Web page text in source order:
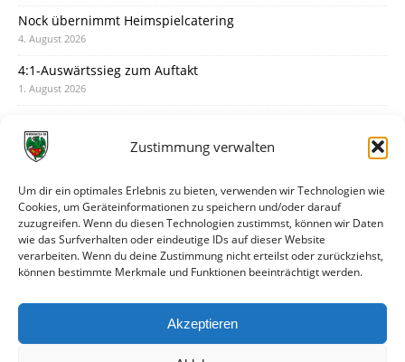
Zustimmung verwalten
Um dir ein optimales Erlebnis zu bieten, verwenden wir Technologien wie
Cookies, um Geräteinformationen zu speichern und/oder darauf
zuzugreifen. Wenn du diesen Technologien zustimmst, können wir Daten
wie das Surfverhalten oder eindeutige IDs auf dieser Website
verarbeiten. Wenn du deine Zustimmung nicht erteilst oder zurückziehst,
können bestimmte Merkmale und Funktionen beeinträchtigt werden.
Akzeptieren
Nock übernimmt Heimspielcatering
4. August 2026
4:1-Auswärtssieg zum Auftakt
1. August 2026
31. Juli 2026
30. Juli 2026
Deine Spielminute: 89+1
28. Juli 2026
Neuer Rückensponsor
Neue Podcast-Folge: So tickt Björn!
27. Juli 2026